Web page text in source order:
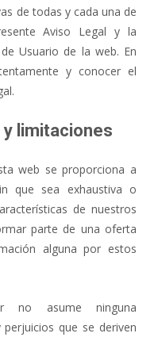
de todas y cada una de
Aviso Legal y la
Usuario de la web. En
y conocer el
y limitaciones
web se proporciona a
que sea exhaustiva o
de nuestros
parte de una oferta
alguna por estos
no asume ninguna
que se deriven